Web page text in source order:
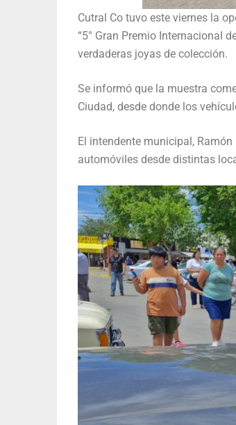
Cutral Co tuvo este viernes la
“5° Gran Premio Internacional
verdaderas joyas de colección.
Se informó que la muestra
Ciudad, desde donde los
El intendente municipal,
automóviles desde distintas